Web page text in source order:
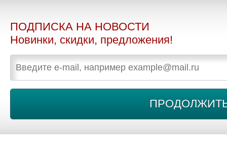
ПОДПИСКА НА НОВОСТИ
Новинки, скидки, предложения!